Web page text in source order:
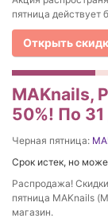
пятница действует
Открыть
MAKnails,
50%! По 31
Черная пятница:
Срок истек, но
Распродажа!
пятница MAKnails
магазин.